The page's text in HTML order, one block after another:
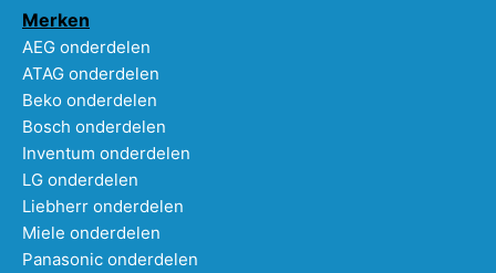
Merken
AEG onderdelen
ATAG onderdelen
Beko onderdelen
Bosch onderdelen
Inventum onderdelen
LG onderdelen
Liebherr onderdelen
Miele onderdelen
Panasonic onderdelen